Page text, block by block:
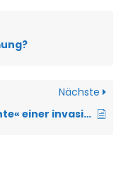
Nächste
Was sind die »Gegenargumente« einer invasiven Beatmung?